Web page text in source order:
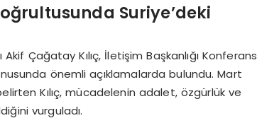
Suriye’deki
Çağatay Kılıç, İletişim Başkanlığı Konferans
önemli açıklamalarda bulundu. Mart
Kılıç, mücadelenin adalet, özgürlük ve
vurguladı.